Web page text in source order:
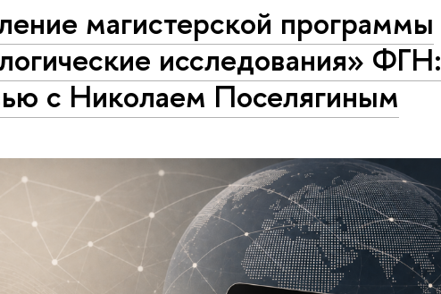
магистерской программы
исследования» ФГН:
с Николаем Поселягиным